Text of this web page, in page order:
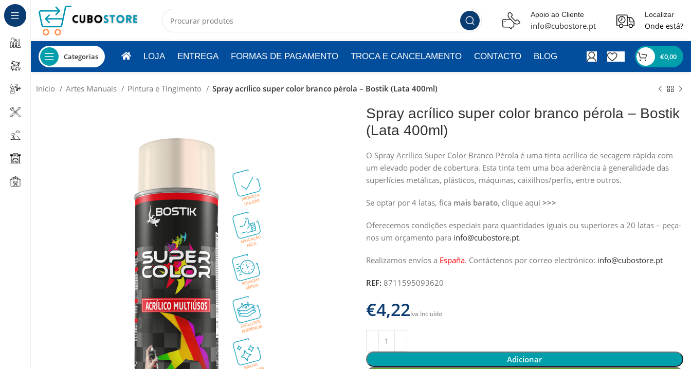
Apoio ao Cliente
info@cubostore.pt
Localizar
Onde está?
Categorias LOJA ENTREGA FORMAS DE PAGAMENTO TROCA E CANCELAMENTO CONTACTO BLOG €0,00
Início Artes Manuais Pintura e Tingimento Spray acrílico super color branco pérola – Bostik (Lata 400ml)
Spray acrílico super color branco pérola – Bostik
(Lata 400ml)
O Spray Acrílico Super Color Branco Pérola é uma tinta acrílica de secagem rápida com
um elevado poder de cobertura. Esta tinta tem uma boa aderência à generalidade das
superfícies metálicas, plásticos, máquinas, caixilhos/perfis, entre outros.
Se optar por 4 latas, fica mais barato, clique aqui >>>
Oferecemos condições especiais para quantidades iguais ou superiores a 20 latas – peça-
nos um orçamento para info@cubostore.pt.
Realizamos envíos a España. Contáctenos por correo electrónico: info@cubostore.pt
REF: 8711595093620
€
Adicionar